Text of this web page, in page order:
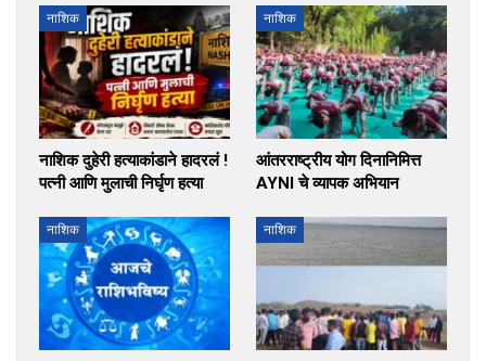
नाशिक
नाशिक दुहेरी हत्याकांडाने हादरलं !
पत्नी आणि मुलाची निर्घृण हत्या
नाशिक
आंतरराष्ट्रीय योग दिनानिमित्त
AYNI चे व्यापक अभियान
नाशिक नाशिक